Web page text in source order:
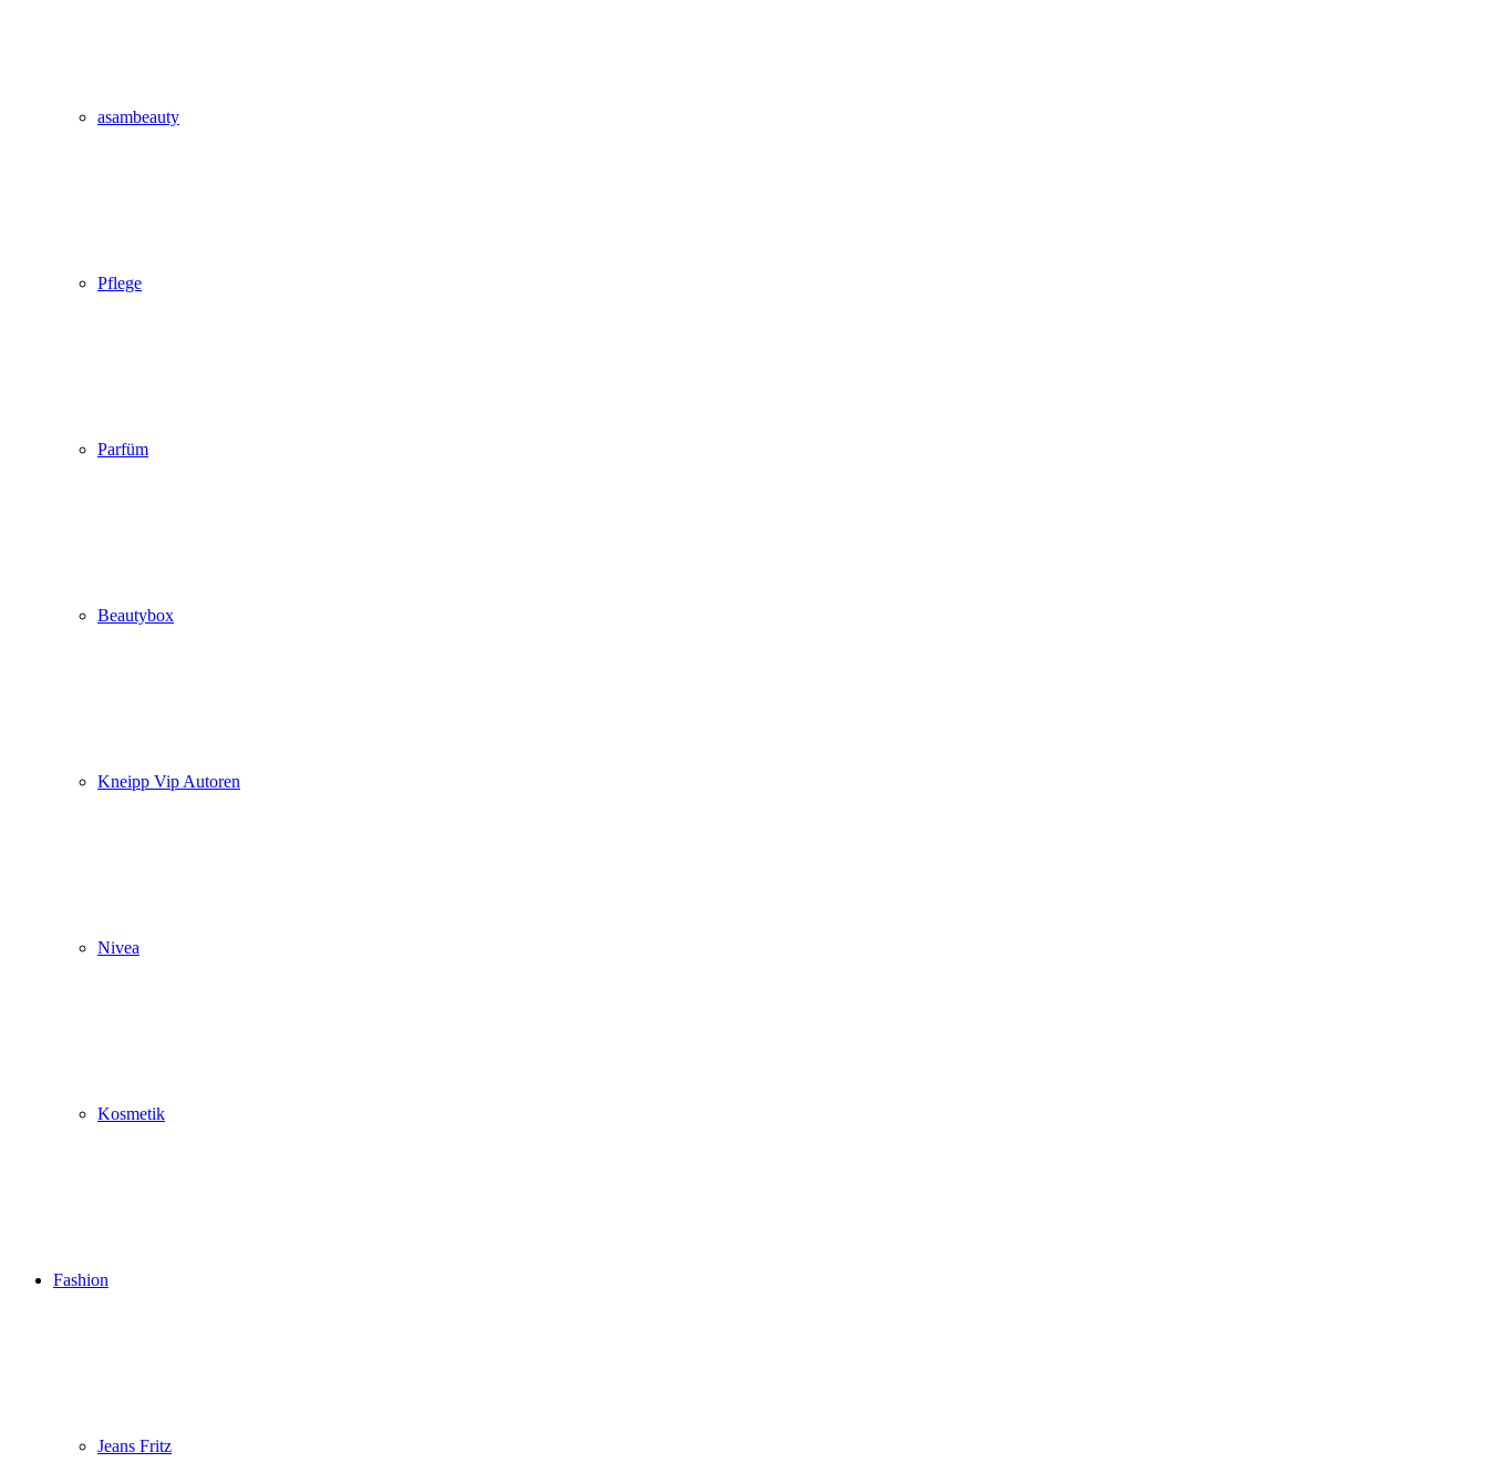
asambeauty
Pflege
Parfüm
Beautybox
Kneipp Vip Autoren
Nivea
Kosmetik
Fashion
Jeans Fritz